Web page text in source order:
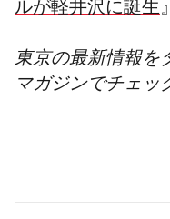
ルが軽井沢に誕生』
東京の最新情報を
マガジンでチェッ